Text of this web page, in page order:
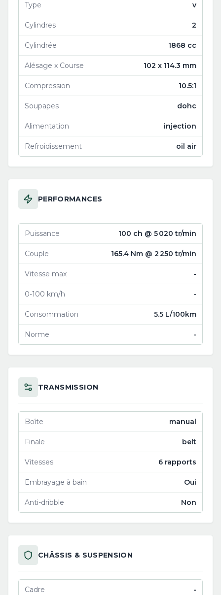
Type v
Cylindres 2
Cylindrée 1868 cc
Alésage x Course 102 x 114.3 mm
Compression 10.5:1
Soupapes dohc
Alimentation injection
Refroidissement oil air
PERFORMANCES
Puissance 100 ch @ 5 020 tr/min
Couple 165.4 Nm @ 2 250 tr/min
Vitesse max -
0-100 km/h -
Consommation 5.5 L/100km
Norme -
TRANSMISSION
Boîte manual
Finale belt
Vitesses 6 rapports
Embrayage à bain Oui
Anti-dribble Non
CHÂSSIS & SUSPENSION
Cadre -